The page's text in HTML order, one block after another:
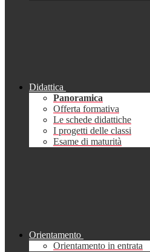
Didattica
Panoramica
Offerta formativa
Le schede didattiche
I progetti delle classi
Esame di maturità
Orientamento
Orientamento in entrata